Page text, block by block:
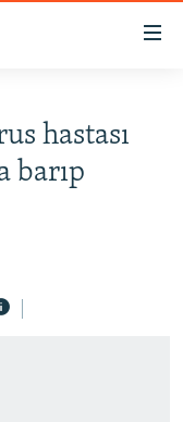
hastası
barıp